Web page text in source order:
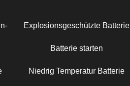
Explosionsgeschützte Batterie
Batterie starten
Niedrig Temperatur Batterie